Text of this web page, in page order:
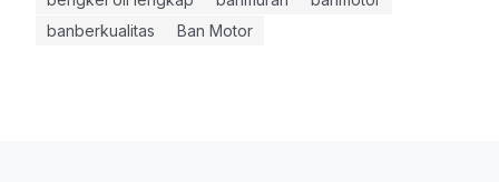
banberkualitas
Ban Motor